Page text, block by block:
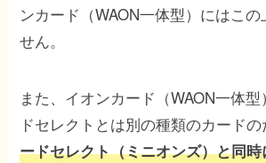
ンカード（WAON一体型）にはこの
せん。
また、イオンカード（WAON一体
ドセレクトとは別の種類のカード
ードセレクト（ミニオンズ）と同